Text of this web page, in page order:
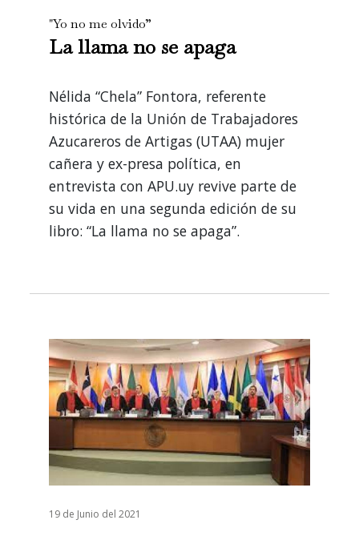
"Yo no me olvido”
La llama no se apaga
Nélida “Chela” Fontora, referente
histórica de la Unión de Trabajadores
Azucareros de Artigas (UTAA) mujer
cañera y ex-presa política, en
entrevista con APU.uy revive parte de
su vida en una segunda edición de su
libro: “La llama no se apaga”.
19 de Junio del 2021